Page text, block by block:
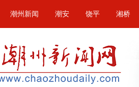
潮州新闻 潮安 饶平 湘桥